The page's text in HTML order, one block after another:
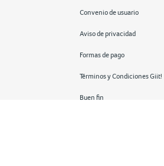
Convenio de usuario
Aviso de privacidad
Formas de pago
Términos y Condiciones Giit!
Buen fin